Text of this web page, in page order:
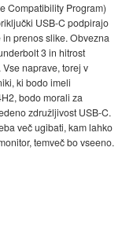
Compatibility Program)
USB-C podpirajo
prenos slike. Obvezna
3 in hitrost
naprave, torej v
ki bodo imeli
bodo morali za
združljivost USB-C.
več ugibati, kam lahko
temveč bo vseeno.